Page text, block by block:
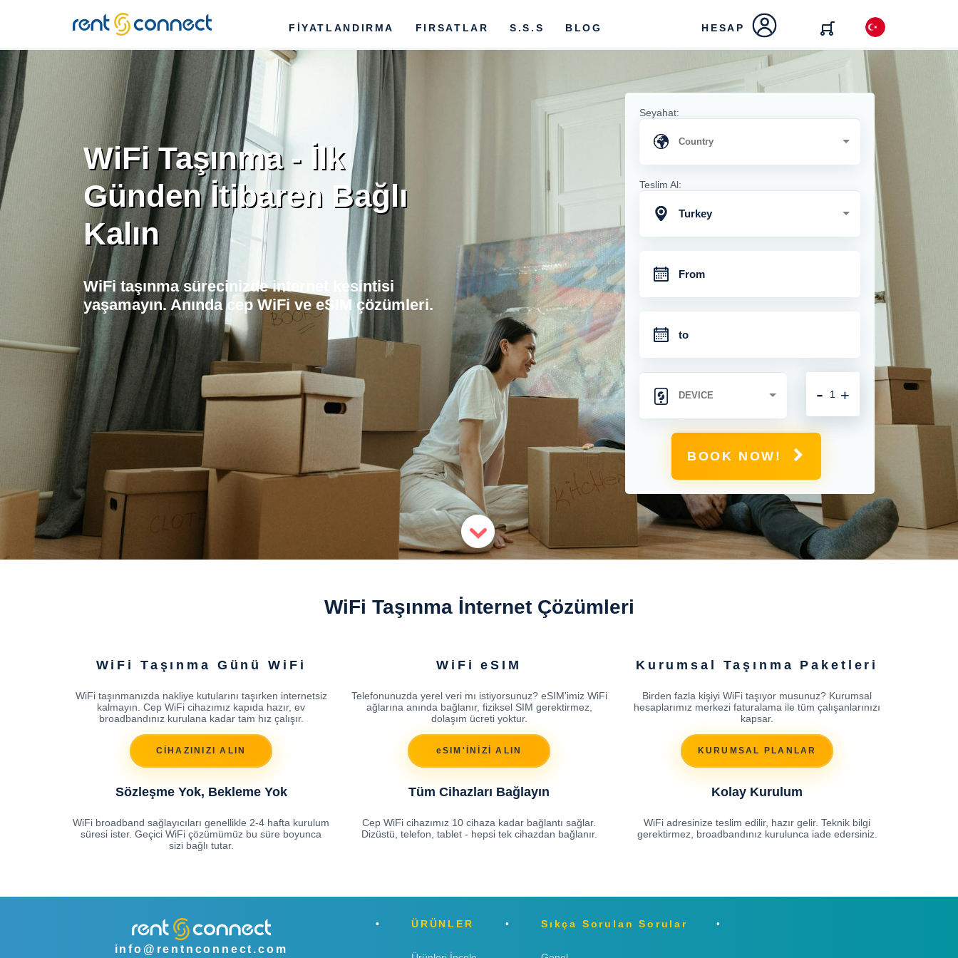
RENT'N
CONNECT
FİYATLANDIRMA FIRSATLAR S.S.S BLOG HESAP
WiFi Taşınma - İlk
Günden İtibaren Bağlı
Kalın
WiFi taşınma sürecinizde internet kesintisi
yaşamayın. Anında cep WiFi ve eSIM çözümleri.
Seyahat:
Teslim Al:
Turkey
+
-
BOOK NOW!
WiFi Taşınma İnternet Çözümleri
WiFi Taşınma Günü WiFi
WiFi taşınmanızda nakliye kutularını taşırken internetsiz
kalmayın. Cep WiFi cihazımız kapıda hazır, ev
broadbandınız kurulana kadar tam hız çalışır.
CİHAZINIZI ALIN
WiFi eSIM
Telefonunuzda yerel veri mı istiyorsunuz? eSIM'imiz WiFi
ağlarına anında bağlanır, fiziksel SIM gerektirmez,
dolaşım ücreti yoktur.
eSIM'İNİZİ ALIN
Kurumsal Taşınma Paketleri
Birden fazla kişiyi WiFi taşıyor musunuz? Kurumsal
hesaplarımız merkezi faturalama ile tüm çalışanlarınızı
kapsar.
KURUMSAL PLANLAR
Sözleşme Yok, Bekleme Yok
WiFi broadband sağlayıcıları genellikle 2-4 hafta kurulum
süresi ister. Geçici WiFi çözümümüz bu süre boyunca
sizi bağlı tutar.
Tüm Cihazları Bağlayın
Cep WiFi cihazımız 10 cihaza kadar bağlantı sağlar.
Dizüstü, telefon, tablet - hepsi tek cihazdan bağlanır.
Kolay Kurulum
WiFi adresinize teslim edilir, hazır gelir. Teknik bilgi
gerektirmez, broadbandınız kurulunca iade edersiniz.
info@rentnconnect.com
ÜRÜNLER Sıkça Sorulan Sorular